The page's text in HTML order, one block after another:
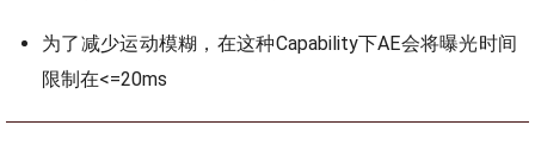
为了减少运动模糊，在这种Capability下AE会将曝光时间
限制在<=20ms